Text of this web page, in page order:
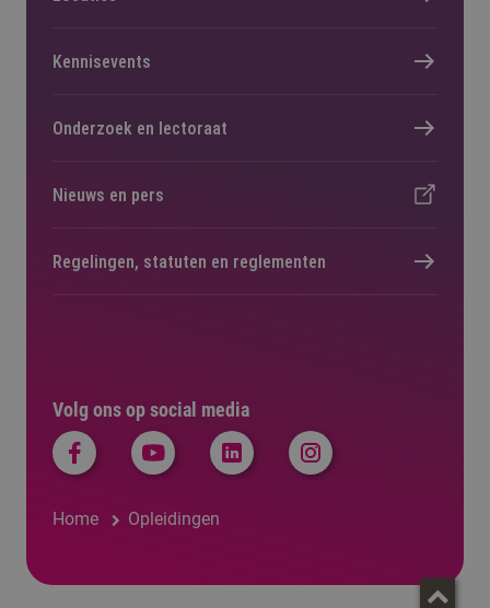
Volg ons op social media
Home Opleidingen
Kennisevents
Onderzoek en lectoraat
Nieuws en pers
Regelingen, statuten en reglementen